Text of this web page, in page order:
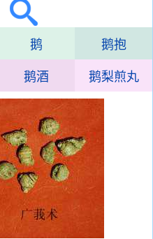
鹅 鹅抱
鹅酒 鹅梨煎丸